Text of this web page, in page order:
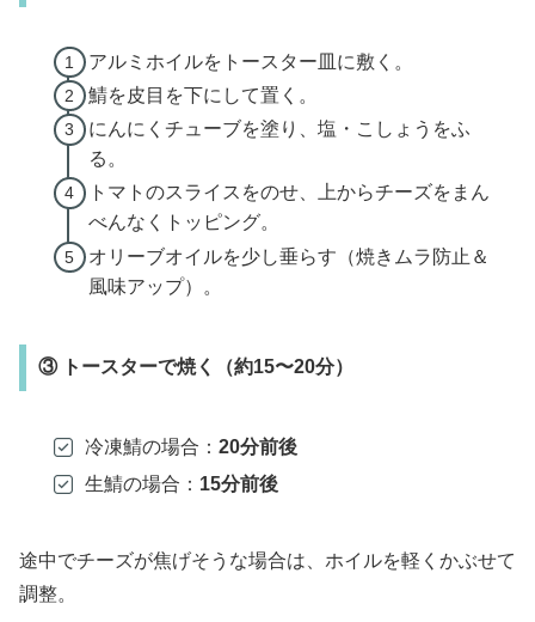
アルミホイルをトースター皿に敷く。
鯖を皮目を下にして置く。
にんにくチューブを塗り、塩・こしょうをふ
る。
トマトのスライスをのせ、上からチーズをまん
べんなくトッピング。
オリーブオイルを少し垂らす（焼きムラ防止＆
風味アップ）。
③ トースターで焼く（約15〜20分）
冷凍鯖の場合： 20分前後
生鯖の場合： 15分前後
途中でチーズが焦げそうな場合は、ホイルを軽くかぶせて
調整。